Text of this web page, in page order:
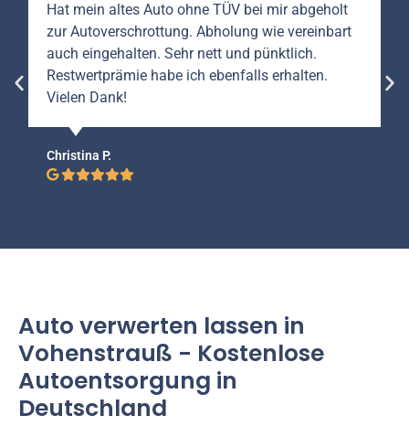
Hat mein altes Auto ohne TÜV bei mir abgeholt
zur Autoverschrottung. Abholung wie vereinbart
auch eingehalten. Sehr nett und pünktlich.
Restwertprämie habe ich ebenfalls erhalten.
Vielen Dank!
Christina P.
Auto verwerten lassen in
Vohenstrauß - Kostenlose
Autoentsorgung in
Deutschland